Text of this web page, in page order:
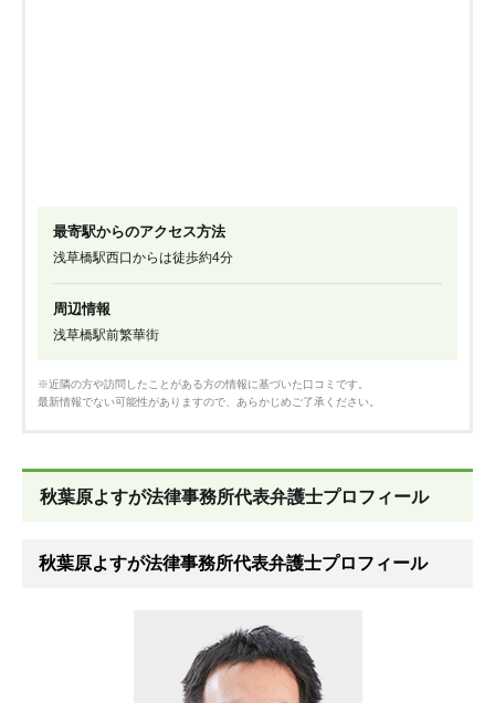
最寄駅からのアクセス方法
浅草橋駅西口からは徒歩約4分
周辺情報
浅草橋駅前繁華街
※近隣の方や訪問したことがある方の情報に基づいた口コミです。
最新情報でない可能性がありますので、あらかじめご了承ください。
秋葉原よすが法律事務所代表弁護士プロフィール
秋葉原よすが法律事務所代表弁護士プロフィール